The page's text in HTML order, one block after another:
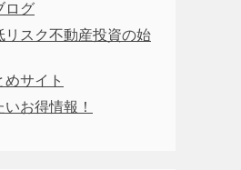
ログ
リスク不動産投資の始
サイト
お得情報！